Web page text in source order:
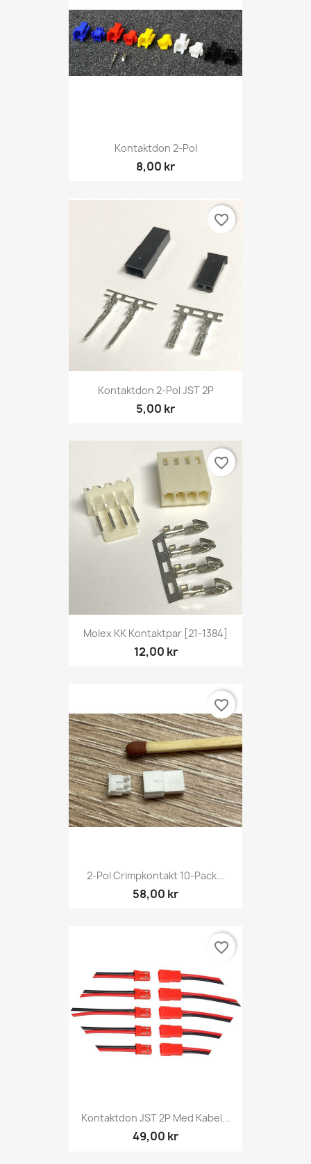
Kontaktdon 2-Pol
8,00 kr
Kontaktdon 2-Pol JST 2P
5,00 kr
favorite_border
Molex KK Kontaktpar [21-1384]
12,00 kr
favorite_border
2-Pol Crimpkontakt 10-Pack...
58,00 kr
favorite_border
Kontaktdon JST 2P Med Kabel...
49,00 kr
favorite_border